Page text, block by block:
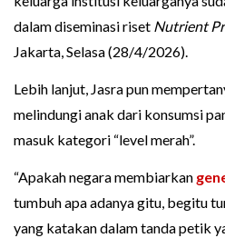
dalam diseminasi riset Nutrient
Jakarta, Selasa (28/4/2026).
Lebih lanjut, Jasra pun
melindungi anak dari konsumsi
masuk kategori “level merah”.
“Apakah negara membiarkan
tumbuh apa adanya gitu, begitu
yang katakan dalam tanda petik